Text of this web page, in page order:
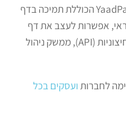
כרטיסי אשראי הנקראת YaadPay Gateway הכוללת תמיכה בדף
אפשרות לעצב את דף
המכירה, תמיכה בממשקים לתוכנות חיצוניות (API), ממשק ניהול
ועסקים בכל